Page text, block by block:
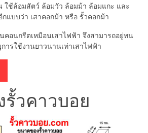
ช้ล้อมสัตว์ ล้อมวัว ล้อมม้า ล้อมแกะ และ
แบบว่า เสาคอกม้า หรือ รั้วคอกม้า
คอนกรีตเหมือนเสาไฟฟ้า จึงสามารถอยู่ทน
ารใช้งานยาวนานเท่าเสาไฟฟ้า
วคาวบอย